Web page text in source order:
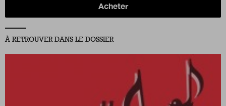
Acheter
À RETROUVER DANS LE DOSSIER